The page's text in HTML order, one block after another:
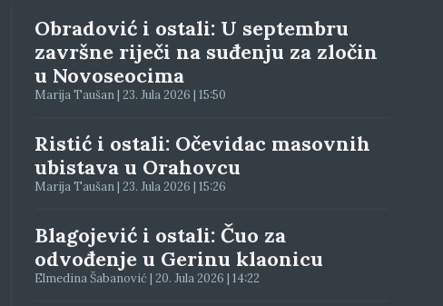
Obradović i ostali: U septembru
završne riječi na suđenju za zločin
u Novoseocima
Marija Taušan | 23. Jula 2026 | 15:50
Ristić i ostali: Očevidac masovnih
ubistava u Orahovcu
Marija Taušan | 23. Jula 2026 | 15:26
Blagojević i ostali: Čuo za
odvođenje u Gerinu klaonicu
Elmedina Šabanović | 20. Jula 2026 | 14:22